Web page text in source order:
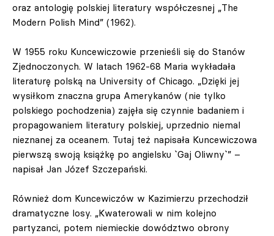
oraz antologię polskiej literatury współczesnej „The
Modern Polish Mind” (1962).
W 1955 roku Kuncewiczowie przenieśli się do Stanów
Zjednoczonych. W latach 1962-68 Maria wykładała
literaturę polską na University of Chicago. „Dzięki jej
wysiłkom znaczna grupa Amerykanów (nie tylko
polskiego pochodzenia) zajęła się czynnie badaniem i
propagowaniem literatury polskiej, uprzednio niemal
nieznanej za oceanem. Tutaj też napisała Kuncewiczowa
pierwszą swoją książkę po angielsku `Gaj Oliwny`” –
napisał Jan Józef Szczepański.
Również dom Kuncewiczów w Kazimierzu przechodził
dramatyczne losy. „Kwaterowali w nim kolejno
partyzanci, potem niemieckie dowództwo obrony